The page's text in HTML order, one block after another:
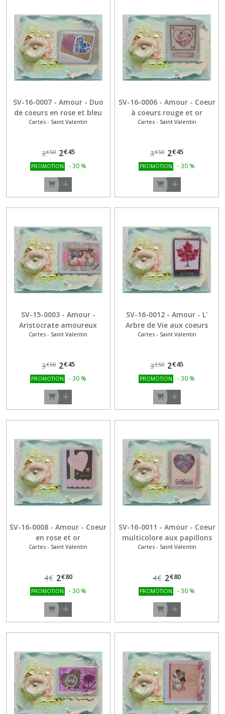
SV-16-0007 - Amour - Duo
de coeurs en rose et bleu
Cartes - Saint Valentin
3€50 2€45
PROMOTION -30 %
SV-16-0006 - Amour - Coeur
à coeurs rouge et or
Cartes - Saint Valentin
3€50 2€45
PROMOTION -30 %
SV-15-0003 - Amour -
Aristocrate amoureux
Cartes - Saint Valentin
3€50 2€45
PROMOTION -30 %
SV-16-0012 - Amour - L'
Arbre de Vie aux coeurs
rouges
Cartes - Saint Valentin
3€50 2€45
PROMOTION -30 %
SV-16-0008 - Amour - Coeur
en rose et or
Cartes - Saint Valentin
4€ 2€80
PROMOTION -30 %
SV-16-0011 - Amour - Coeur
multicolore aux papillons
Cartes - Saint Valentin
4€ 2€80
PROMOTION -30 %
minis
-
cadeaux
(1)
Cartes
-
-
Enfants